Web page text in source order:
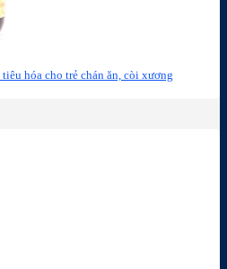
hóa cho trẻ chán ăn, còi xương